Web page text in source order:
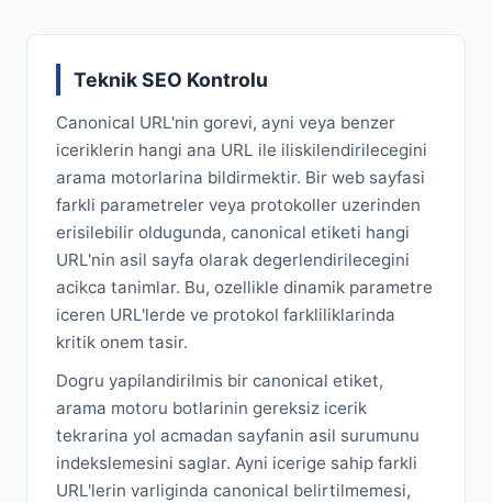
Teknik SEO Kontrolu
Canonical URL'nin gorevi, ayni veya benzer
iceriklerin hangi ana URL ile iliskilendirilecegini
arama motorlarina bildirmektir. Bir web sayfasi
farkli parametreler veya protokoller uzerinden
erisilebilir oldugunda, canonical etiketi hangi
URL'nin asil sayfa olarak degerlendirilecegini
acikca tanimlar. Bu, ozellikle dinamik parametre
iceren URL'lerde ve protokol farkliliklarinda
kritik onem tasir.
Dogru yapilandirilmis bir canonical etiket,
arama motoru botlarinin gereksiz icerik
tekrarina yol acmadan sayfanin asil surumunu
indekslemesini saglar. Ayni icerige sahip farkli
URL'lerin varliginda canonical belirtilmemesi,